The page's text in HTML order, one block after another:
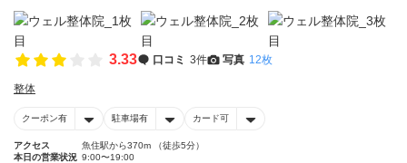
3.33 口コミ 3件 写真 12枚
整体
クーポン有 駐車場有 カード可
アクセス
魚住駅から370m （徒歩5分）
本日の営業状況 9:00〜19:00